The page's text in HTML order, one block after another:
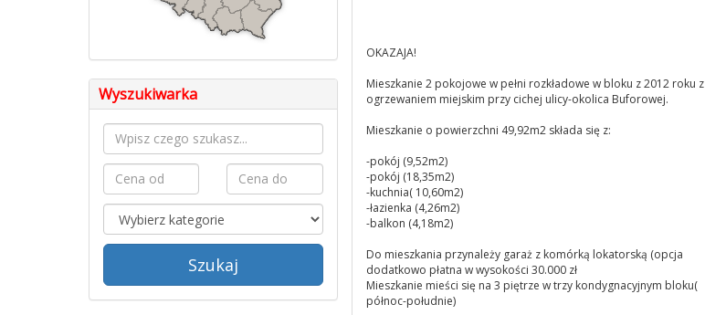
Wyszukiwarka
Szukaj
OKAZAJA!
Mieszkanie 2 pokojowe w pełni rozkładowe w bloku z 2012 roku z
ogrzewaniem miejskim przy cichej ulicy-okolica Buforowej.
Mieszkanie o powierzchni 49,92m2 składa się z:
-pokój (9,52m2)
-pokój (18,35m2)
-kuchnia( 10,60m2)
-łazienka (4,26m2)
-balkon (4,18m2)
Do mieszkania przynależy garaż z komórką lokatorską (opcja
dodatkowo płatna w wysokości 30.000 zł
Mieszkanie mieści się na 3 piętrze w trzy kondygnacyjnym bloku(
północ-południe)